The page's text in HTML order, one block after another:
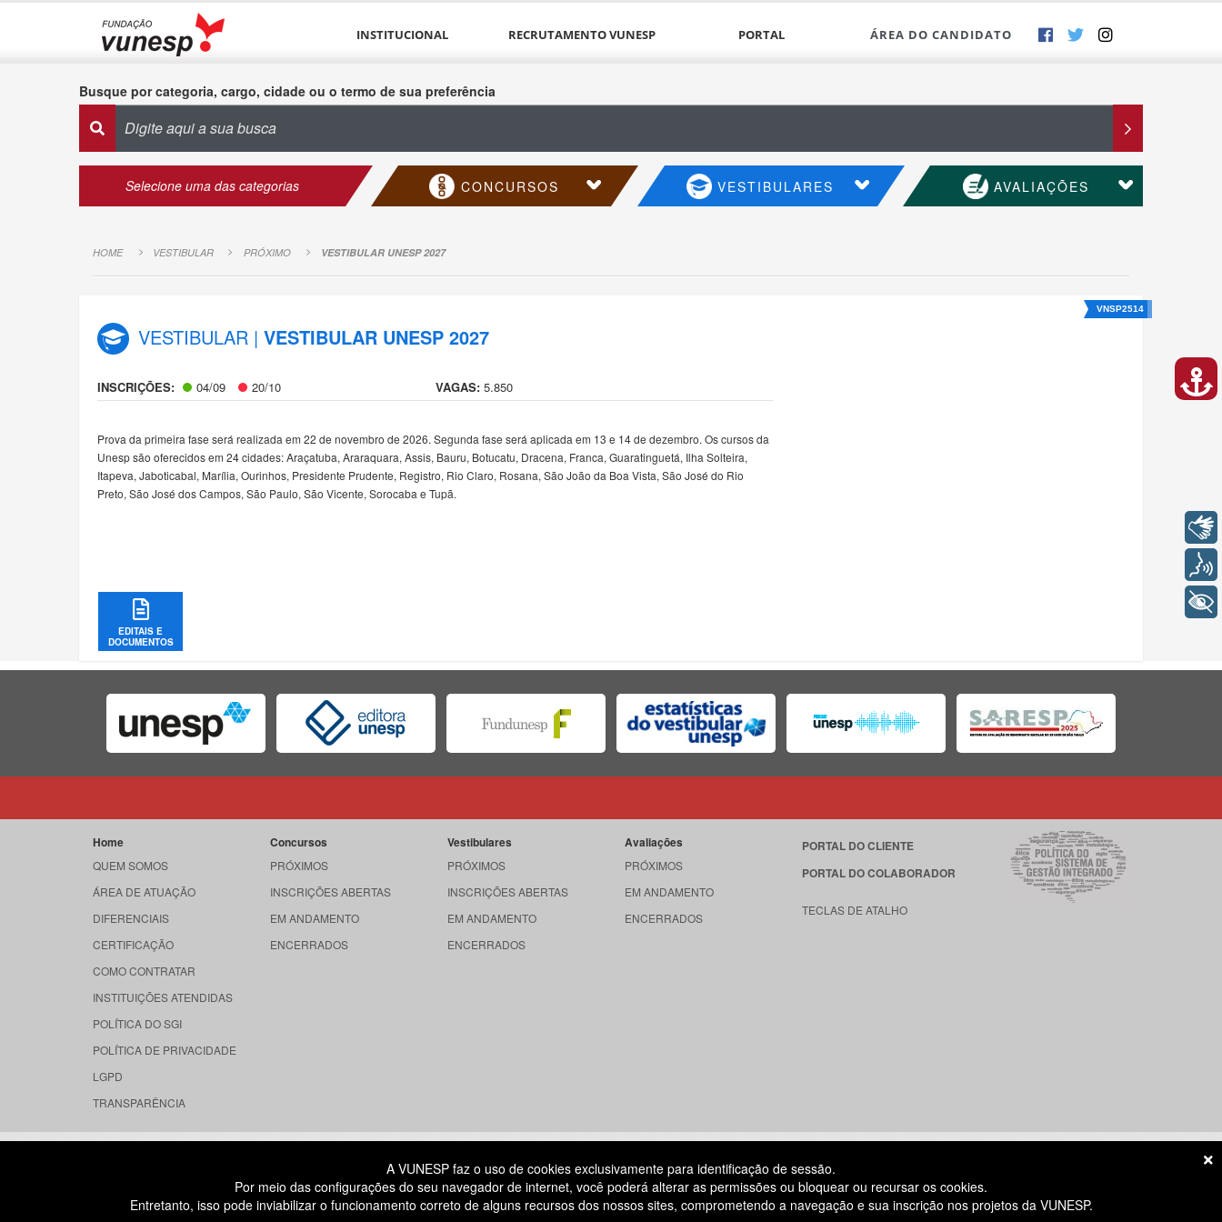
INSTITUCIONAL RECRUTAMENTO VUNESP PORTAL ÁREA DO CANDIDATO
Busque por categoria, cargo, cidade ou o termo de sua preferência
Selecione uma das categorias CONCURSOS VESTIBULARES AVALIAÇÕES
HOME VESTIBULAR PRÓXIMO VESTIBULAR UNESP 2027
VNSP2514
VESTIBULAR | VESTIBULAR UNESP 2027
INSCRIÇÕES: 04/09 20/10 VAGAS:5.850
Prova da primeira fase será realizada em 22 de novembro de 2026. Segunda fase será aplicada em 13 e 14 de dezembro. Os cursos da
Unesp são oferecidos em 24 cidades: Araçatuba, Araraquara, Assis, Bauru, Botucatu, Dracena, Franca, Guaratinguetá, Ilha Solteira,
Itapeva, Jaboticabal, Marília, Ourinhos, Presidente Prudente, Registro, Rio Claro, Rosana, São João da Boa Vista, São José do Rio
Preto, São José dos Campos, São Paulo, São Vicente, Sorocaba e Tupã.
EDITAIS E
DOCUMENTOS
Home
QUEM SOMOS
ÁREA DE ATUAÇÃO
DIFERENCIAIS
CERTIFICAÇÃO
COMO CONTRATAR
INSTITUIÇÕES ATENDIDAS
POLÍTICA DO SGI
POLÍTICA DE PRIVACIDADE
LGPD
TRANSPARÊNCIA
Concursos
PRÓXIMOS
INSCRIÇÕES ABERTAS
EM ANDAMENTO
ENCERRADOS
Vestibulares
PRÓXIMOS
INSCRIÇÕES ABERTAS
EM ANDAMENTO
ENCERRADOS
Avaliações
PRÓXIMOS
EM ANDAMENTO
ENCERRADOS
PORTAL DO CLIENTE
PORTAL DO COLABORADOR
TECLAS DE ATALHO
RUA DONA GERMAINE BURCHARD, 515
ÁGUA BRANCA - SÃO PAULO SP
CEP: 05002-062
ATENDIMENTO AO CANDIDATO
11 3874-6300
DIAS ÚTEISdas 8h às 18h
A VUNESP faz o uso de cookies exclusivamente para identificação de sessão.
Por meio das configurações do seu navegador de internet, você poderá alterar as permissões ou bloquear ou recursar os cookies.
Entretanto, isso pode inviabilizar o funcionamento correto de alguns recursos dos nossos sites, comprometendo a navegação e sua inscrição nos projetos da VUNESP.